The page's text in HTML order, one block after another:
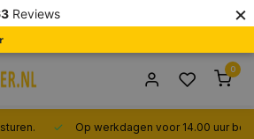
Reviews ×
0
Op werkdagen voor 14.00 uur